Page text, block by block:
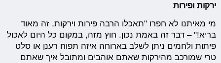
ירקות ופירות
מי מאיתנו לא חפרו "תאכלו הרבה פירות וירקות, זה מאוד
בריא!" – דבר זה באמת נכון. חוץ מזה, במקום כל היום לאכול
פיתות ולחמים ניתן לשלב בארוחה איזה תפוח רענן או סלט
טרי שמורכב מהירקות שאתם אוהבים ומתובל איך שאתם